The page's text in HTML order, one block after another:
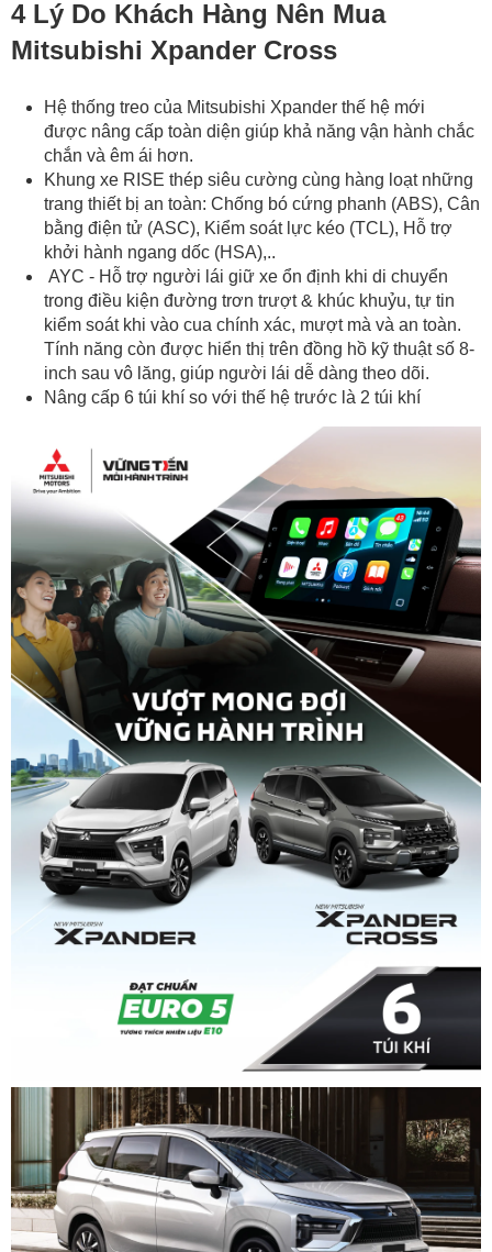
4 Lý Do Khách Hàng Nên Mua
Mitsubishi Xpander Cross
Hệ thống treo của Mitsubishi Xpander thế hệ mới
được nâng cấp toàn diện giúp khả năng vận hành chắc
chắn và êm ái hơn.
Khung xe RISE thép siêu cường cùng hàng loạt những
trang thiết bị an toàn: Chống bó cứng phanh (ABS), Cân
bằng điện tử (ASC), Kiểm soát lực kéo (TCL), Hỗ trợ
khởi hành ngang dốc (HSA),..
AYC - Hỗ trợ người lái giữ xe ổn định khi di chuyển
trong điều kiện đường trơn trượt & khúc khuỷu, tự tin
kiểm soát khi vào cua chính xác, mượt mà và an toàn.
Tính năng còn được hiển thị trên đồng hồ kỹ thuật số 8-
inch sau vô lăng, giúp người lái dễ dàng theo dõi.
Nâng cấp 6 túi khí so với thế hệ trước là 2 túi khí